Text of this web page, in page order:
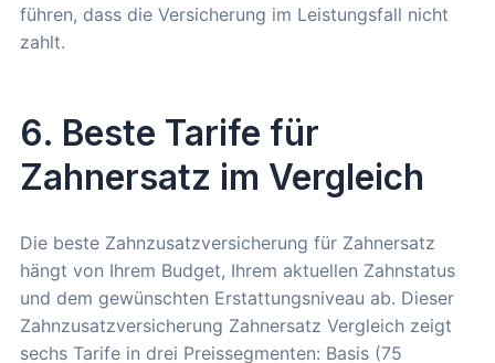
führen, dass die Versicherung im Leistungsfall nicht
zahlt.
6. Beste Tarife für
Zahnersatz im Vergleich
Die beste Zahnzusatzversicherung für Zahnersatz
hängt von Ihrem Budget, Ihrem aktuellen Zahnstatus
und dem gewünschten Erstattungsniveau ab. Dieser
Zahnzusatzversicherung Zahnersatz Vergleich zeigt
sechs Tarife in drei Preissegmenten: Basis (75